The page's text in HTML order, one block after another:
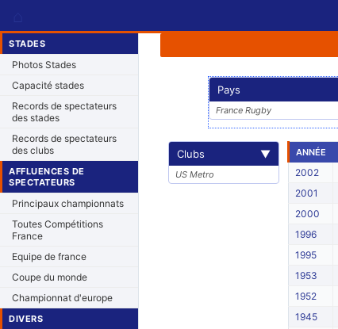
STADES
Photos Stades
Capacité stades
Records de spectateurs
des stades
Records de spectateurs
des clubs
AFFLUENCES DE
SPECTATEURS
Principaux championnats
Toutes Compétitions
France
Equipe de france
Coupe du monde
Championnat d'europe
DIVERS
Pays
France Rugby
Clubs ▼
US Metro
ANNÉE
2002
2001
2000
1996
1995
1953
1952
1945